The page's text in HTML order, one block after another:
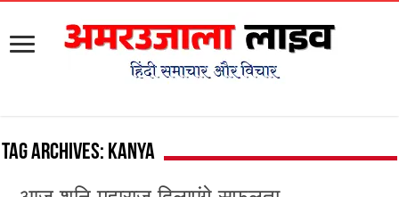
Tag Archives: Kanya